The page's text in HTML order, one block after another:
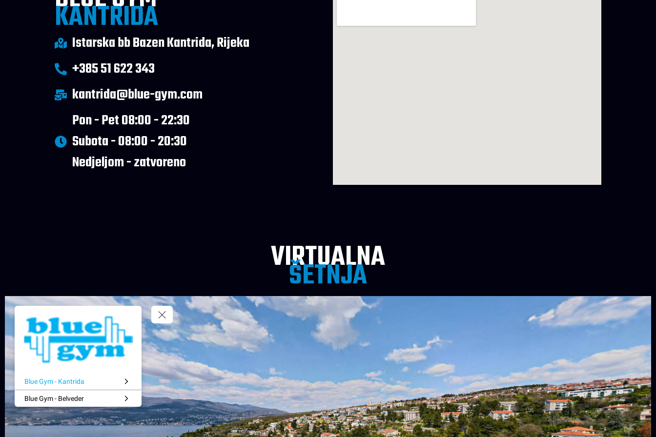
KANTRIDA
Istarska bb Bazen Kantrida, Rijeka
+385 51 622 343
kantrida@blue-gym.com
Pon - Pet 08:00 - 22:30
Subota - 08:00 - 20:30
Nedjeljom - zatvoreno
VIRTUALNA
ŠETNJA